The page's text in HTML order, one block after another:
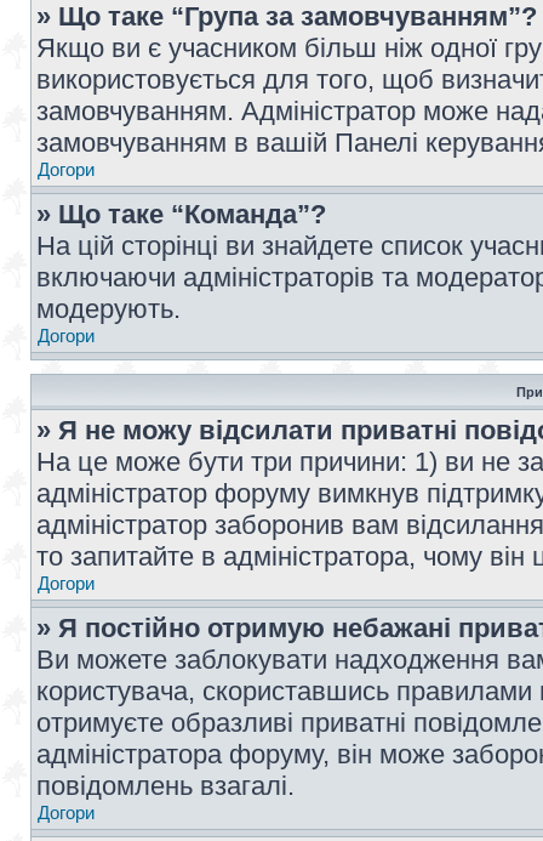
» Що таке “Група за замовчуванням”?
Якщо ви є учасником більш ніж одної
використовується для того, щоб
замовчуванням. Адміністратор може
замовчуванням в вашій Панелі
Догори
» Що таке “Команда”?
На цій сторінці ви знайдете список
включаючи адміністраторів та
модерують.
Догори
» Я не можу відсилати приватні
На це може бути три причини: 1) ви не
адміністратор форуму вимкнув
адміністратор заборонив вам
то запитайте в адміністратора, чому він
Догори
» Я постійно отримую небажані
Ви можете заблокувати надходження
користувача, скориставшись
отримуєте образливі приватні
адміністратора форуму, він може
повідомлень взагалі.
Догори